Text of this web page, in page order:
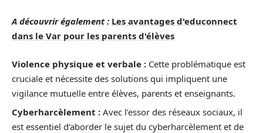
A découvrir également : Les avantages d'educonnect
dans le Var pour les parents d'élèves
Violence physique et verbale : Cette problématique est
cruciale et nécessite des solutions qui impliquent une
vigilance mutuelle entre élèves, parents et enseignants.
Cyberharcèlement : Avec l’essor des réseaux sociaux, il
est essentiel d’aborder le sujet du cyberharcèlement et de